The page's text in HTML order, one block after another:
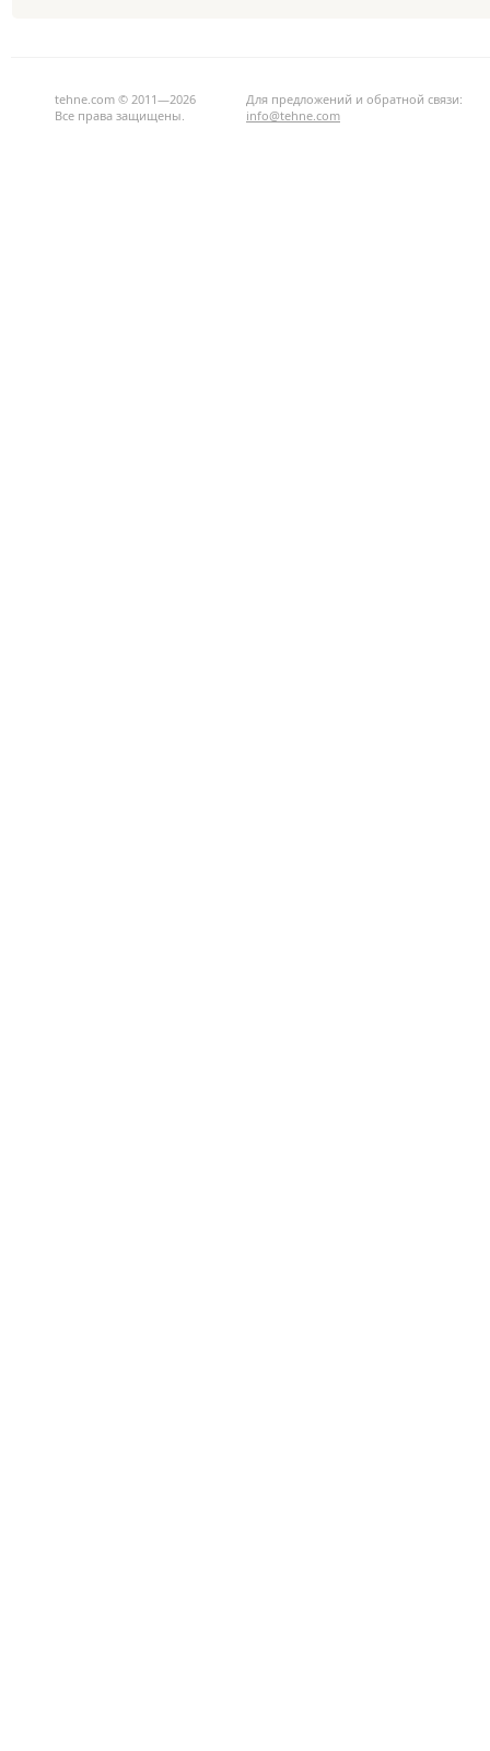
tehne.com © 2011—2026
Все права защищены.
Для предложений и обратной связи:
info@tehne.com